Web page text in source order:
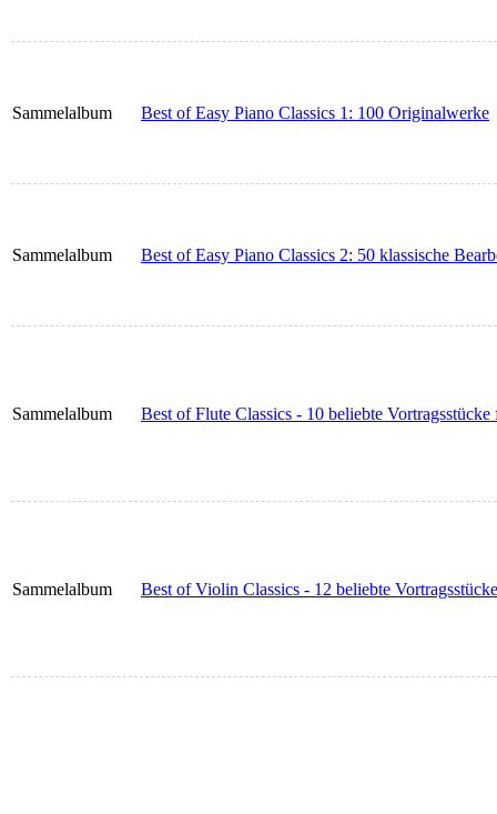
Sammelalbum Best of Easy Piano Classics 1: 100 Originalwerke
Sammelalbum Best of Easy Piano Classics 2: 50 klassische
Sammelalbum Best of Flute Classics - 10 beliebte
Sammelalbum Best of Violin Classics - 12 beliebte